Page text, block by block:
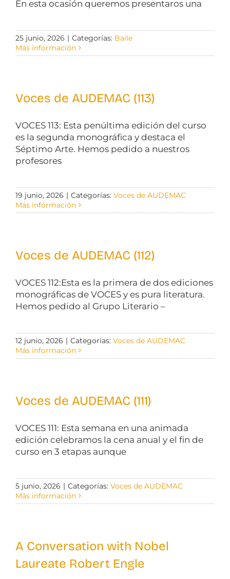
En esta ocasión queremos presentaros una
25 junio, 2026 | Categorías: Baile
Más información
Voces de AUDEMAC (113)
VOCES 113: Esta penúltima edición del curso
es la segunda monográfica y destaca el
Séptimo Arte. Hemos pedido a nuestros
profesores
19 junio, 2026 | Categorías: Voces de AUDEMAC
Más información
Voces de AUDEMAC (112)
VOCES 112:Esta es la primera de dos ediciones
monográficas de VOCES y es pura literatura.
Hemos pedido al Grupo Literario –
12 junio, 2026 | Categorías: Voces de AUDEMAC
Más información
Voces de AUDEMAC (111)
VOCES 111: Esta semana en una animada
edición celebramos la cena anual y el fin de
curso en 3 etapas aunque
5 junio, 2026 | Categorías: Voces de AUDEMAC
Más información
A Conversation with Nobel
Laureate Robert Engle